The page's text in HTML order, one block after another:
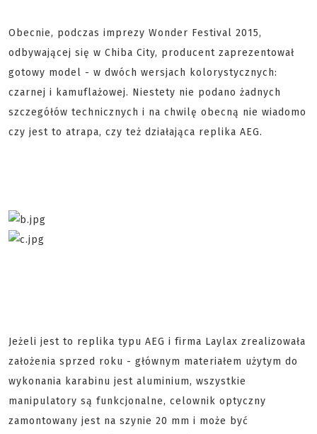
Obecnie, podczas imprezy Wonder Festival 2015,
odbywającej się w Chiba City, producent zaprezentował
gotowy model - w dwóch wersjach kolorystycznych:
czarnej i kamuflażowej. Niestety nie podano żadnych
szczegółów technicznych i na chwilę obecną nie wiadomo
czy jest to atrapa, czy też działająca replika AEG.
Jeżeli jest to replika typu AEG i firma Laylax zrealizowała
założenia sprzed roku - głównym materiałem użytym do
wykonania karabinu jest aluminium, wszystkie
manipulatory są funkcjonalne, celownik optyczny
zamontowany jest na szynie 20 mm i może być